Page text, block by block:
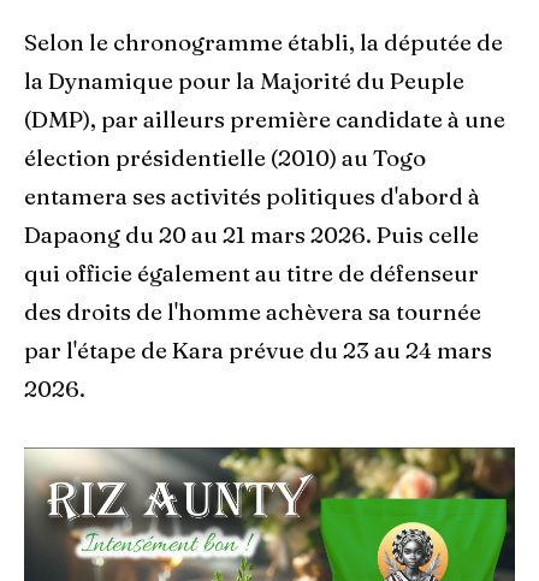
Selon le chronogramme établi, la députée de
la Dynamique pour la Majorité du Peuple
(DMP), par ailleurs première candidate à une
élection présidentielle (2010) au Togo
entamera ses activités politiques d'abord à
Dapaong du 20 au 21 mars 2026. Puis celle
qui officie également au titre de défenseur
des droits de l'homme achèvera sa tournée
par l'étape de Kara prévue du 23 au 24 mars
2026.